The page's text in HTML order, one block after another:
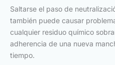
Saltarse el paso de
también puede causar
cualquier residuo químico
adherencia de una nueva
tiempo.